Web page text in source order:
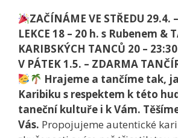
ZAČÍNÁME VE STŘEDU 29.4.
LEKCE 18 – 20 h. s Rubenem &
KARIBSKÝCH TANCŮ 20 –
V PÁTEK 1.5. – ZDARMA
Hrajeme a tančíme tak,
Karibiku s respektem k této
taneční kultuře i k Vám.
Vás. Propojujeme autentické